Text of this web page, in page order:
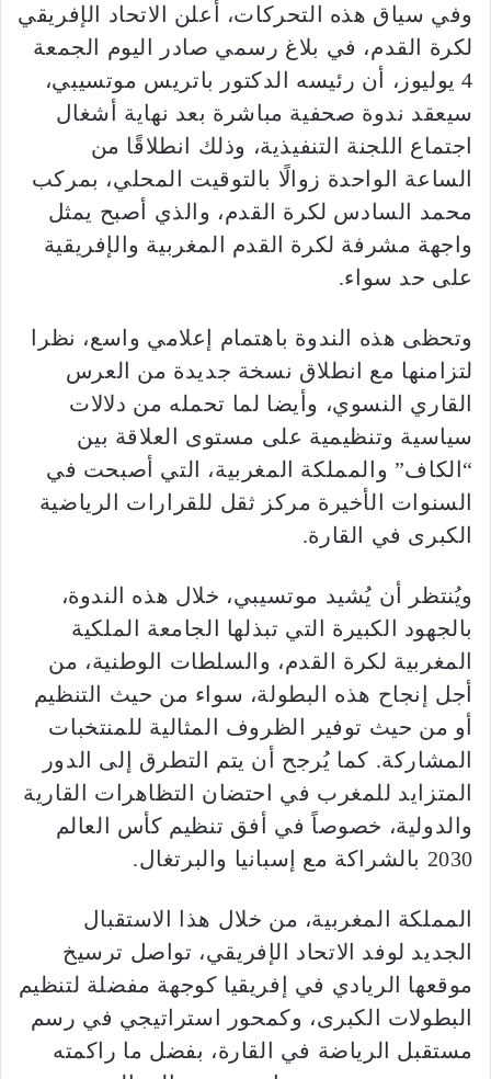
وفي سياق هذه التحركات، أعلن الاتحاد الإفريقي
لكرة القدم، في بلاغ رسمي صادر اليوم الجمعة
4 يوليوز، أن رئيسه الدكتور باتريس موتسيبي،
سيعقد ندوة صحفية مباشرة بعد نهاية أشغال
اجتماع اللجنة التنفيذية، وذلك انطلاقًا من
الساعة الواحدة زوالًا بالتوقيت المحلي، بمركب
محمد السادس لكرة القدم، والذي أصبح يمثل
واجهة مشرفة لكرة القدم المغربية والإفريقية
على حد سواء.
وتحظى هذه الندوة باهتمام إعلامي واسع، نظرا
لتزامنها مع انطلاق نسخة جديدة من العرس
القاري النسوي، وأيضا لما تحمله من دلالات
سياسية وتنظيمية على مستوى العلاقة بين
“الكاف” والمملكة المغربية، التي أصبحت في
السنوات الأخيرة مركز ثقل للقرارات الرياضية
الكبرى في القارة.
ويُنتظر أن يُشيد موتسيبي، خلال هذه الندوة،
بالجهود الكبيرة التي تبذلها الجامعة الملكية
المغربية لكرة القدم، والسلطات الوطنية، من
أجل إنجاح هذه البطولة، سواء من حيث التنظيم
أو من حيث توفير الظروف المثالية للمنتخبات
المشاركة. كما يُرجح أن يتم التطرق إلى الدور
المتزايد للمغرب في احتضان التظاهرات القارية
والدولية، خصوصاً في أفق تنظيم كأس العالم
2030 بالشراكة مع إسبانيا والبرتغال.
المملكة المغربية، من خلال هذا الاستقبال
الجديد لوفد الاتحاد الإفريقي، تواصل ترسيخ
موقعها الريادي في إفريقيا كوجهة مفضلة لتنظيم
البطولات الكبرى، وكمحور استراتيجي في رسم
مستقبل الرياضة في القارة، بفضل ما راكمته